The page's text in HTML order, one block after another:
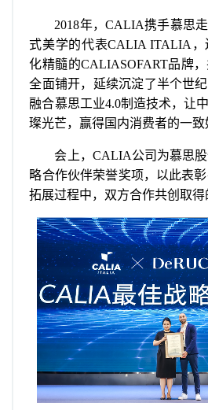
2018年，CALIA携手慕思
式美学的代表CALIA ITALIA
化精髓的CALIASOFART品牌
全面铺开，延续沉淀了半个世
融合慕思工业4.0制造技术，让
璨光芒，赢得国内消费者的一致
会上，CALIA公司为慕思
略合作伙伴荣誉奖项，以此表
拓展过程中，双方合作共创取得